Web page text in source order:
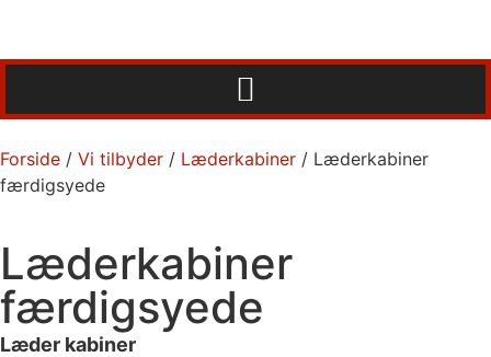
Forside / Vi tilbyder / Læderkabiner / Læderkabiner
færdigsyede
Læderkabiner
færdigsyede
Læder kabiner